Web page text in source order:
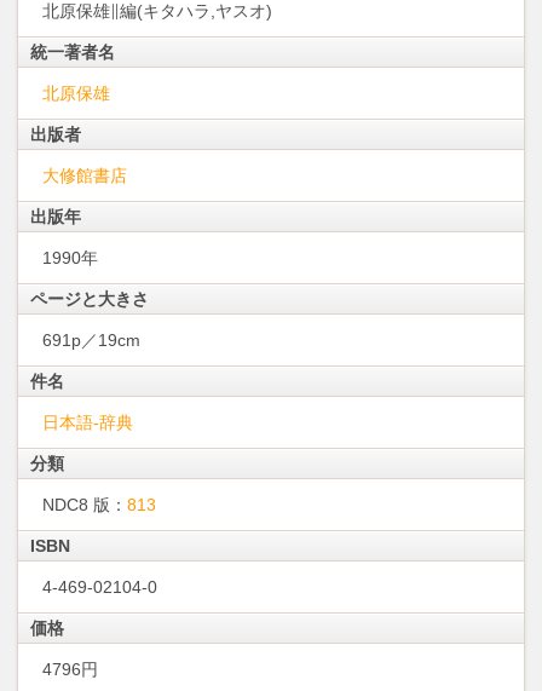
北原保雄∥編(キタハラ,ヤスオ)
統一著者名
北原保雄
出版者
大修館書店
出版年
1990年
ページと大きさ
691p／19cm
件名
日本語-辞典
分類
NDC8 版： 813
ISBN
4-469-02104-0
価格
4796円